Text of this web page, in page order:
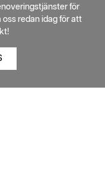
för
redan idag för att